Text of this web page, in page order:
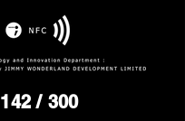
142 / 300